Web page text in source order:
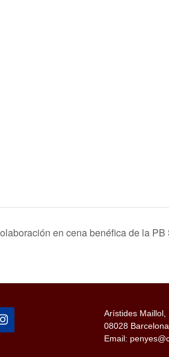
en cena benéfica de la
Arístides Maillol,
08028 Barcelona
Email: